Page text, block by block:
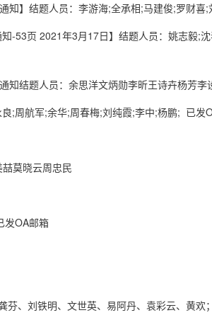
】结题人员：李游海;全承相;马建俊;罗财喜
-53页 2021年3月17日】结题人员：姚志毅;
知结题人员：余思洋文炳勋李昕王诗卉杨芳
;周航军;余华;周春梅;刘纯霞;李中;杨鹏; 已发
莫晓云周忠民
发OA邮箱
、刘铁明、文世英、易阿丹、袁彩云、黄欢